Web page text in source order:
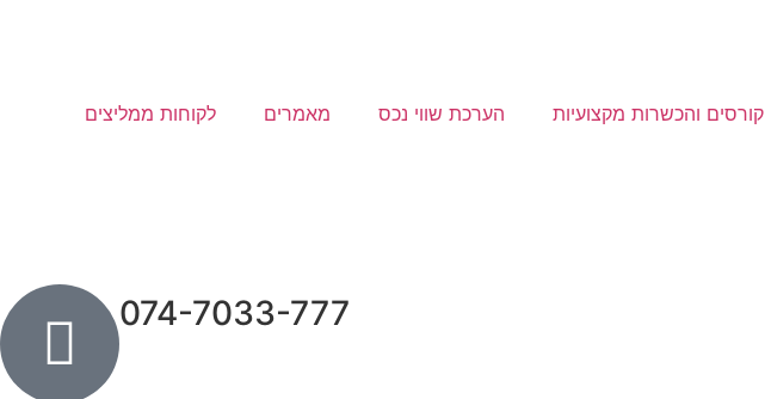
קורסים והכשרות מקצועיות הערכת שווי נכס מאמרים לקוחות ממליצים
074-7033-777